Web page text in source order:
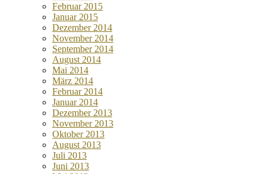
Februar 2015
Januar 2015
Dezember 2014
November 2014
September 2014
August 2014
Mai 2014
März 2014
Februar 2014
Januar 2014
Dezember 2013
November 2013
Oktober 2013
August 2013
Juli 2013
Juni 2013